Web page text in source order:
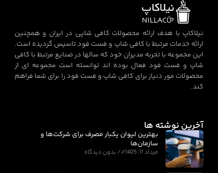
نیلاکاپ با هدف ارائه محصولات کافی شاپی در ایران و همچنین
ارائه خدمات مرتبط با کافی شاپ و فست فود تاسیس گردیده است.
این مجموعه با تجربه مدیران خود که سالها در صنایع مرتبط با کافی
شاپ و فست فود فعال بوده اند توانسته است مجموعه ای از
محصولات مور دنیاز برای کافی شاپ و فست فود را برای شما فراهم
کند.
آخرین نوشته ها
بهترین لیوان یکبار مصرف برای شرکت‌ها و
سازمان‌ها
مرداد 11, 1405 بدون دیدگاه